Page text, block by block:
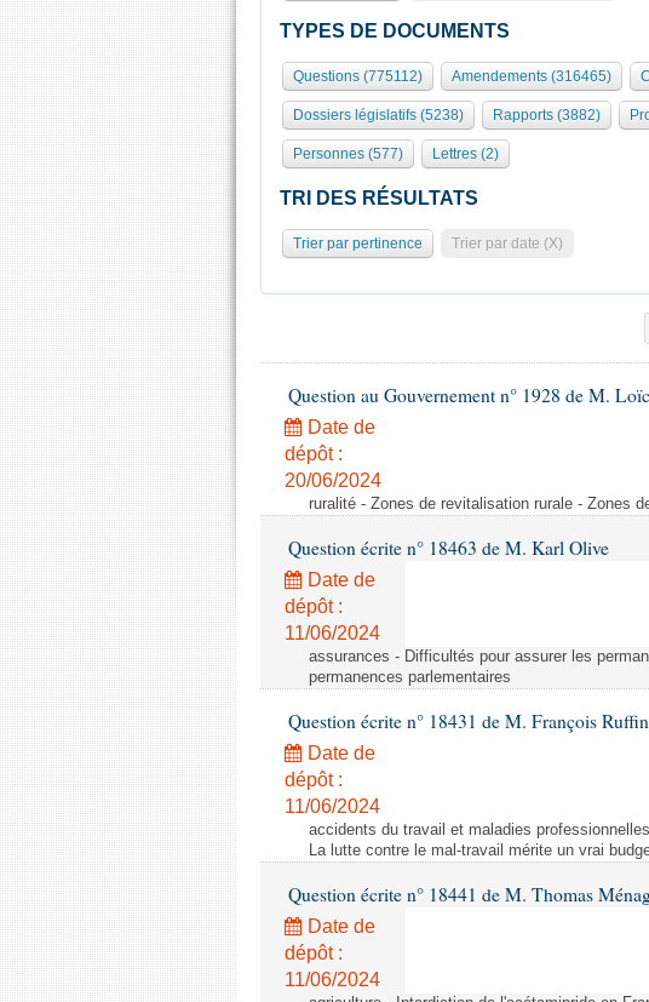
TYPES DE DOCUMENTS
Questions (775112) Amendements (316465)
Dossiers législatifs (5238) Rapports (3882)
Personnes (577) Lettres (2)
TRI DES RÉSULTATS
Trier par pertinence Trier par date (X)
Question au Gouvernement n° 1928 de M.
Date de
dépôt :
20/06/2024
ruralité - Zones de revitalisation rurale - Zones
Question écrite n° 18463 de M. Karl Olive
Date de
dépôt :
11/06/2024
assurances - Difficultés pour assurer les
permanences parlementaires
Question écrite n° 18431 de M. François Ruffin
Date de
dépôt :
11/06/2024
accidents du travail et maladies
La lutte contre le mal-travail mérite un vrai
Question écrite n° 18441 de M. Thomas
Date de
dépôt :
11/06/2024